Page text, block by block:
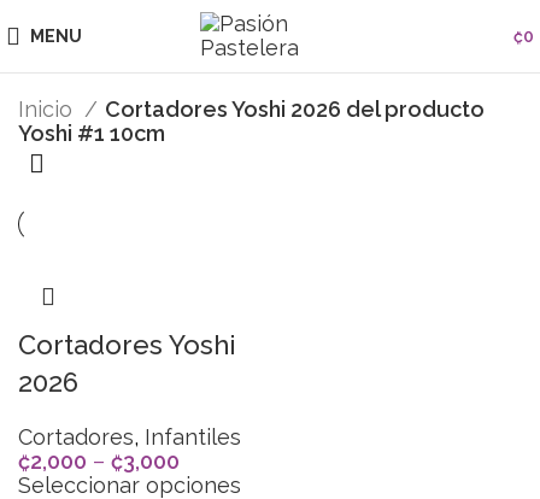
MENU ₡0
Inicio
Cortadores Yoshi 2026 del producto
Yoshi #1 10cm
Cortadores Yoshi
2026
Cortadores, Infantiles
₡2,000 – ₡3,000
Seleccionar opciones